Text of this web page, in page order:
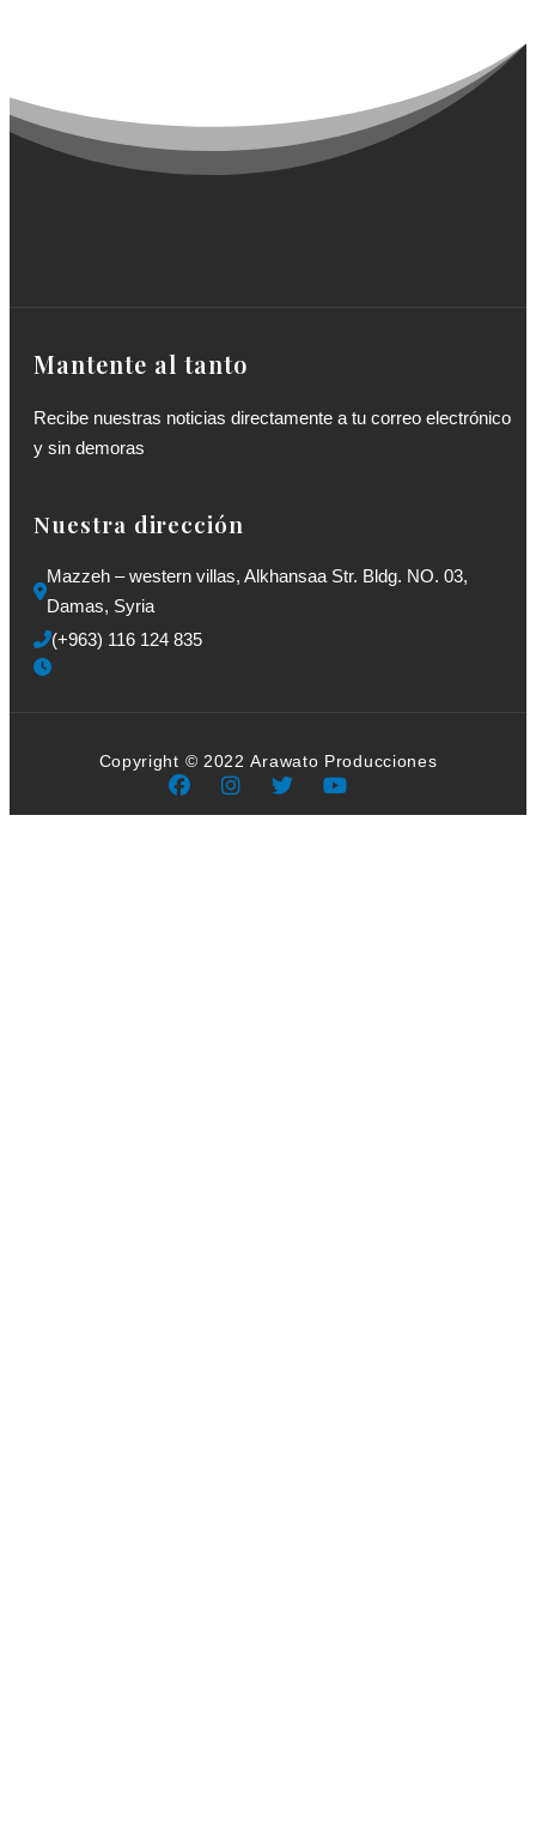
Mantente al tanto
Recibe nuestras noticias directamente a tu correo electrónico
y sin demoras
Nuestra dirección
Mazzeh – western villas, Alkhansaa Str. Bldg. NO. 03,
Damas, Syria
(+963) 116 124 835
Copyright © 2022 Arawato Producciones